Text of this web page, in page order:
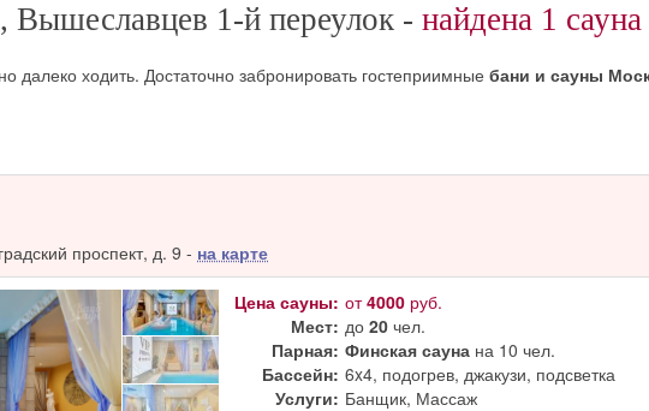
1-й переулок - найдена 1
далеко ходить. Достаточно забронировать гостеприимные бани и сауны
проспект, д. 9 - на карте
Цена сауны: от4000 руб.
Мест: до20 чел.
Парная: Финская сауна на 10 чел.
Бассейн: 6x4, подогрев, джакузи, подсветка
Услуги: Банщик, Массаж